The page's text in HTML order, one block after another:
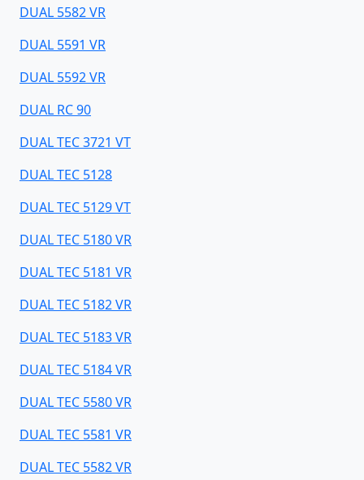
DUAL 5582 VR
DUAL 5591 VR
DUAL 5592 VR
DUAL RC 90
DUAL TEC 3721 VT
DUAL TEC 5128
DUAL TEC 5129 VT
DUAL TEC 5180 VR
DUAL TEC 5181 VR
DUAL TEC 5182 VR
DUAL TEC 5183 VR
DUAL TEC 5184 VR
DUAL TEC 5580 VR
DUAL TEC 5581 VR
DUAL TEC 5582 VR